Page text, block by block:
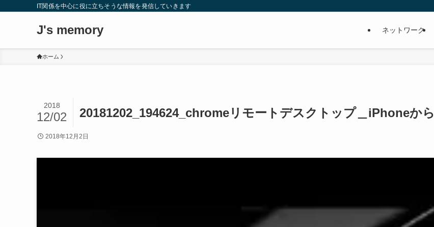
IT関係を中心に役に立ちそうな情報を発信していきます
J's memory ネットワーク
ホーム
20181202_194624_chromeリモートデスクトップ＿iPhoneから
2018
12/02
2018年12月2日